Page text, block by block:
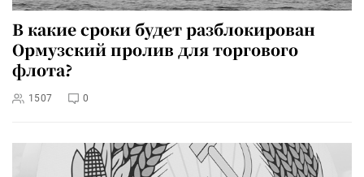
В какие сроки будет разблокирован
Ормузский пролив для торгового
флота?
1507 0